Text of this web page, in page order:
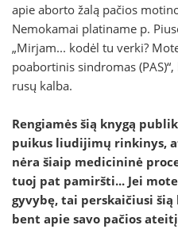
apie aborto žalą pačios
Nemokamai platiname p.
„Mirjam... kodėl tu verki?
poabortinis sindromas
rusų kalba.
Rengiamės šią knygą
puikus liudijimų rinkinys,
nėra šiaip medicininė
tuoj pat pamiršti... Jei
gyvybę, tai perskaičiusi
bent apie savo pačios